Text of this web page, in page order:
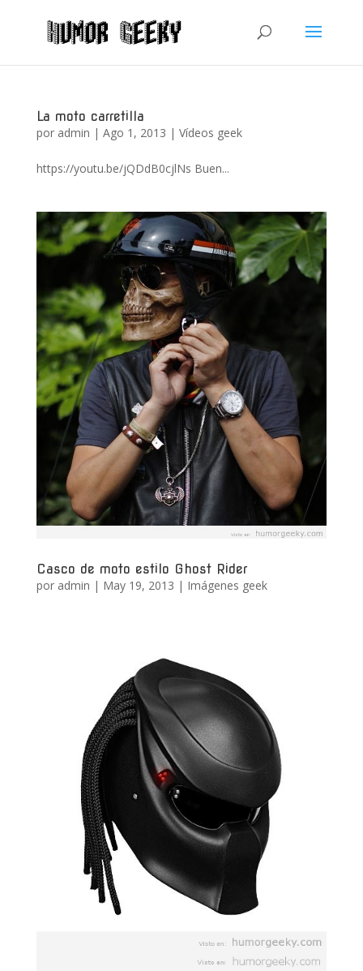
La moto carretilla
por admin | Ago 1, 2013 | Vídeos geek
https://youtu.be/jQDdB0cjlNs Buen...
Casco de moto estilo Ghost Rider
por admin | May 19, 2013 | Imágenes geek